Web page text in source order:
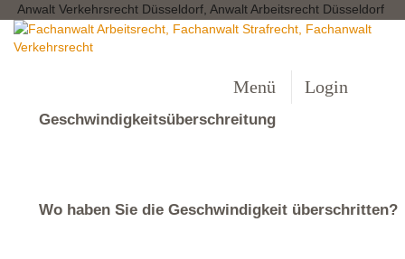
Anwalt Verkehrsrecht Düsseldorf, Anwalt Arbeitsrecht Düsseldorf
Menü Login
Geschwindigkeitsüberschreitung
Wo haben Sie die Geschwindigkeit überschritten?